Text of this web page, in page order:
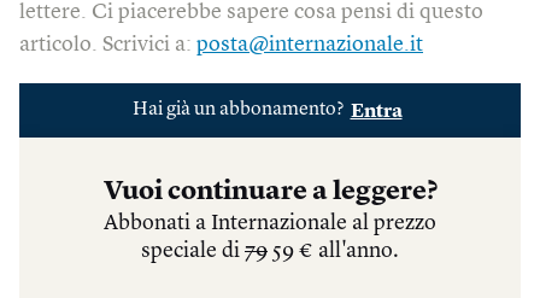
lettere. Ci piacerebbe sapere cosa pensi di questo
articolo. Scrivici a: posta@internazionale.it